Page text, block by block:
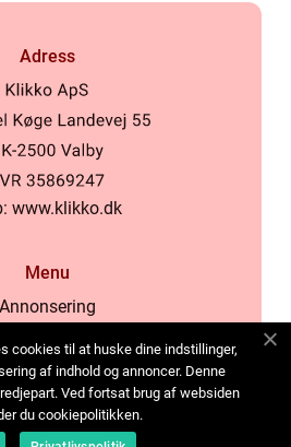
Adress
www.klikko.dk
Menu
Annonsering
Cookies
oss
Sitemap
cookies til at huske dine indstillinger,
af indhold og annoncer. Denne
Ved fortsat brug af websiden
du cookiepolitikken.